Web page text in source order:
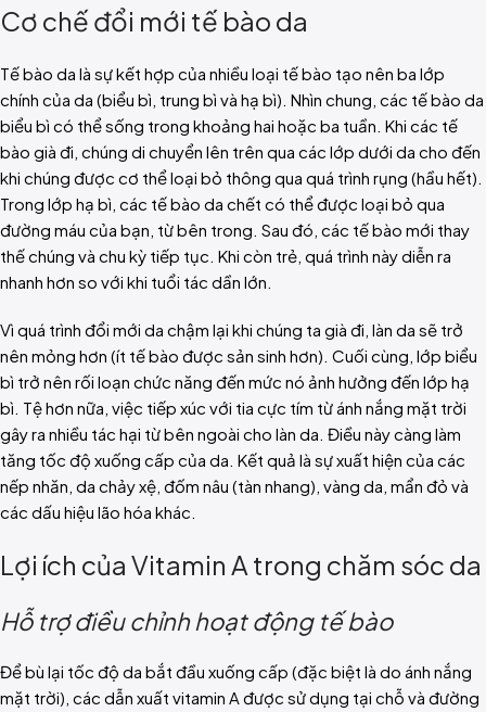
Cơ chế đổi mới tế bào da
Tế bào da là sự kết hợp của nhiều loại tế bào tạo nên ba lớp
chính của da (biểu bì, trung bì và hạ bì). Nhìn chung, các tế bào da
biểu bì có thể sống trong khoảng hai hoặc ba tuần. Khi các tế
bào già đi, chúng di chuyển lên trên qua các lớp dưới da cho đến
khi chúng được cơ thể loại bỏ thông qua quá trình rụng (hầu hết).
Trong lớp hạ bì, các tế bào da chết có thể được loại bỏ qua
đường máu của bạn, từ bên trong. Sau đó, các tế bào mới thay
thế chúng và chu kỳ tiếp tục. Khi còn trẻ, quá trình này diễn ra
nhanh hơn so với khi tuổi tác dần lớn.
Vì quá trình đổi mới da chậm lại khi chúng ta già đi, làn da sẽ trở
nên mỏng hơn (ít tế bào được sản sinh hơn). Cuối cùng, lớp biểu
bì trở nên rối loạn chức năng đến mức nó ảnh hưởng đến lớp hạ
bì. Tệ hơn nữa, việc tiếp xúc với tia cực tím từ ánh nắng mặt trời
gây ra nhiều tác hại từ bên ngoài cho làn da. Điều này càng làm
tăng tốc độ xuống cấp của da. Kết quả là sự xuất hiện của các
nếp nhăn, da chảy xệ, đốm nâu (tàn nhang), vàng da, mẩn đỏ và
các dấu hiệu lão hóa khác.
Lợi ích của Vitamin A trong chăm sóc da
Hỗ trợ điều chỉnh hoạt động tế bào
Để bù lại tốc độ da bắt đầu xuống cấp (đặc biệt là do ánh nắng
mặt trời), các dẫn xuất vitamin A được sử dụng tại chỗ và đường